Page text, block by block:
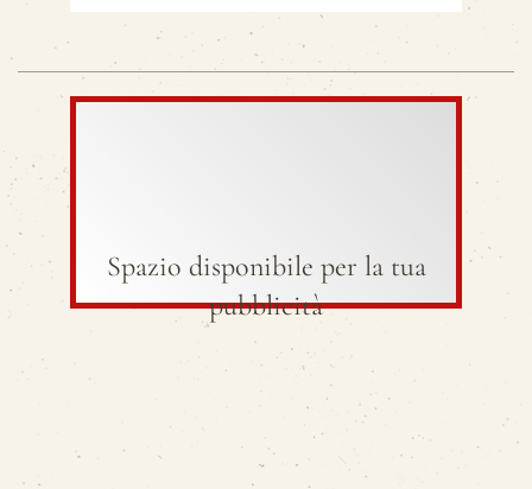
Spazio disponibile per la tua
pubblicità